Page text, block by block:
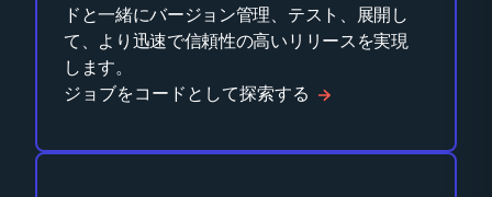
ドと一緒にバージョン管理、テスト、展開し
て、より迅速で信頼性の高いリリースを実現
します。
ジョブをコードとして探索する